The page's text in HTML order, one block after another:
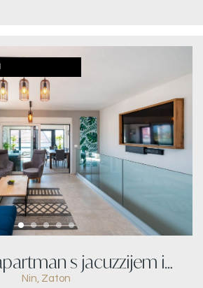
s jacuzzijem i
Nin, Zaton